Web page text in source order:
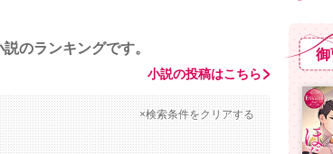
のランキングです。
小説の投稿はこちら
×検索条件をクリアする